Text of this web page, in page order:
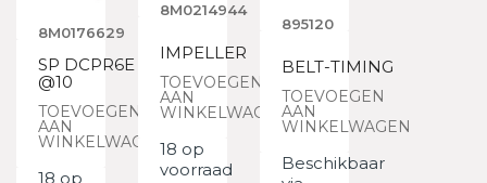
8M0176629
SP DCPR6E
@10
TOEVOEGEN
AAN
WINKELWAGEN
18 op
8M0214944
IMPELLER
TOEVOEGEN
AAN
WINKELWAGEN
18 op
voorraad
895120
BELT-TIMING
TOEVOEGEN
AAN
WINKELWAGEN
Beschikbaar